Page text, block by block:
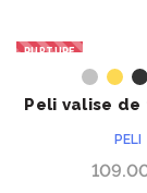
RUPTURE
Peli valise
PELI